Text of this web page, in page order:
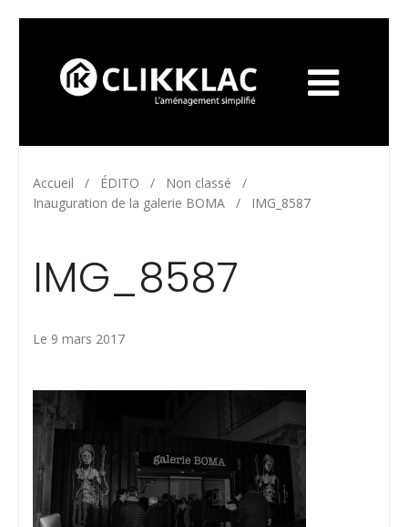
Accueil / ÉDITO / Non classé /
Inauguration de la galerie BOMA / IMG_8587
IMG_8587
Le 9 mars 2017